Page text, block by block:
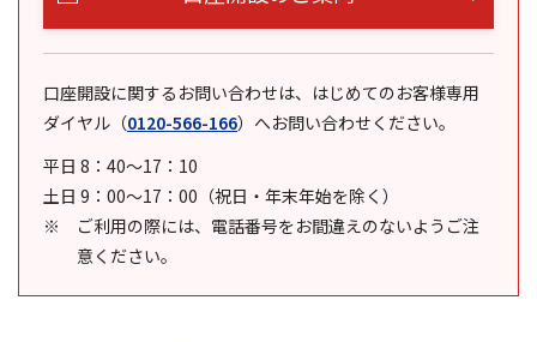
口座開設に関するお問い合わせは、はじめてのお客様専用
ダイヤル （0120-566-166） へお問い合わせください。
平日 8：40～17：10
土日 9：00～17：00（祝日・年末年始を除く）
ご利用の際には、電話番号をお間違えのないようご注
意ください。